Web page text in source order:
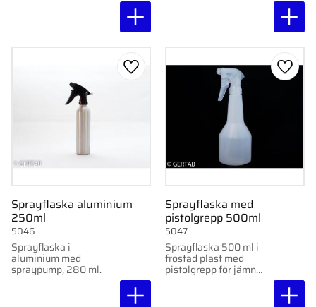
Sprayflaska aluminium
250ml
Sprayflaska i
aluminium med
spraypump, 280 ml.
5046
Lägg till i favoriter
Sprayflaska med
pistolgrepp 500ml
Sprayflaska 500 ml i
frostad plast med
pistolgrepp för jämn
5047
Lägg